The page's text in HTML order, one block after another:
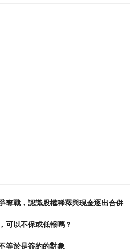
奪戰，認識股權稀釋與現金逐出合併
可以不保或低報嗎？
等於是簽約的對象